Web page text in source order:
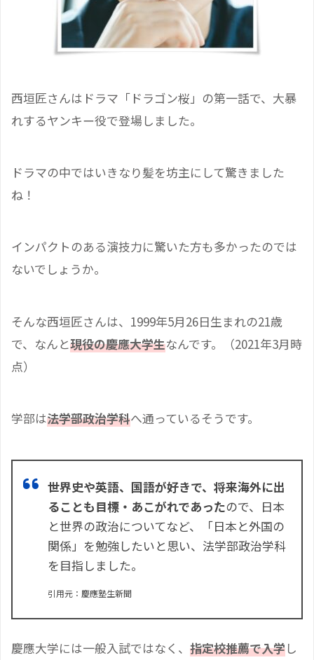
西垣匠さんはドラマ「ドラゴン桜」の第一話で、大暴
れするヤンキー役で登場しました。
ドラマの中ではいきなり髪を坊主にして驚きました
ね！
インパクトのある演技力に驚いた方も多かったのでは
ないでしょうか。
そんな西垣匠さんは、1999年5月26日生まれの21歳
で、なんと現役の慶應大学生なんです。（2021年3月時
点）
学部は法学部政治学科へ通っているそうです。
世界史や英語、国語が好きで、将来海外に出
ることも目標・あこがれであったので、日本
と世界の政治についてなど、「日本と外国の
関係」を勉強したいと思い、法学部政治学科
を目指しました。
引用元：慶應塾生新聞
慶應大学には一般入試ではなく、 指定校推薦で入学し